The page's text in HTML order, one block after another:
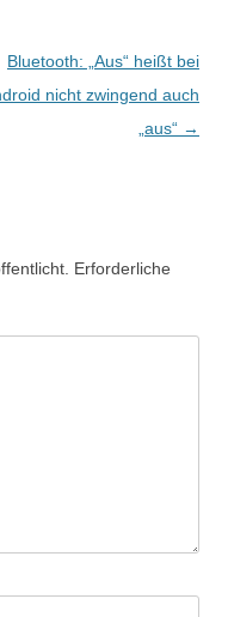
Bluetooth: „Aus“ heißt bei
nicht zwingend auch
„aus“ →
Erforderliche